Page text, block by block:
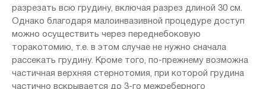
разрезать всю грудину, включая разрез длиной 30 см.
Однако благодаря малоинвазивной процедуре доступ
можно осуществить через переднебоковую
торакотомию, т.е. в этом случае не нужно сначала
рассекать грудину. Кроме того, по-прежнему возможна
частичная верхняя стернотомия, при которой грудина
частично вскрывается до 3-го межреберного